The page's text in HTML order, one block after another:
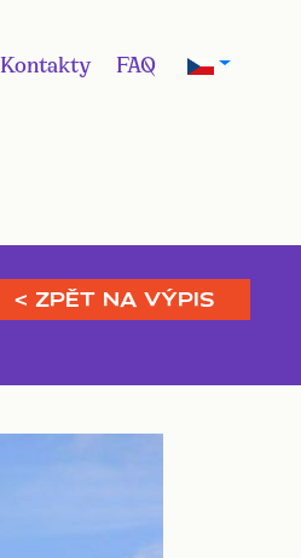
Kontakty FAQ
< ZPĚT NA VÝPIS